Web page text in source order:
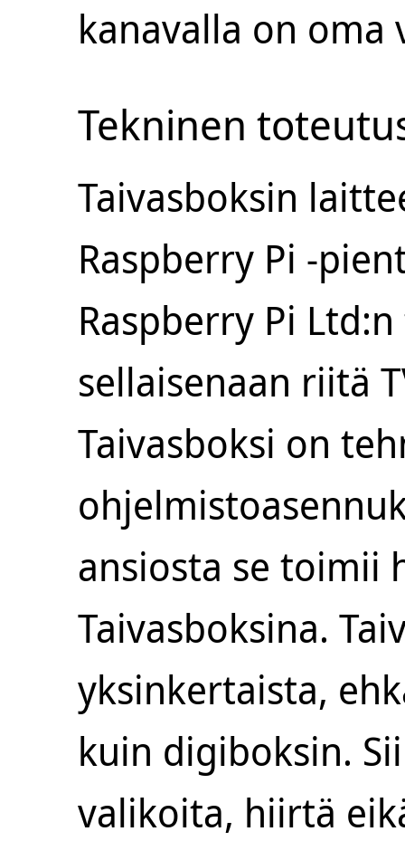
kanavalla on oma
Tekninen
Taivasboksin
Raspberry Pi -
Raspberry Pi
sellaisenaan riitä
Taivasboksi on
ansiosta se toimii
Taivasboksina.
yksinkertaista,
kuin digiboksin.
valikoita, hiirtä